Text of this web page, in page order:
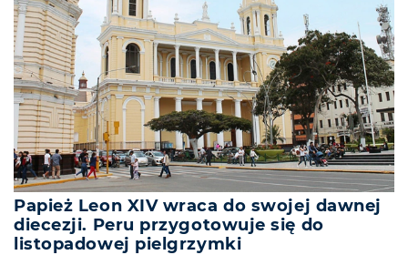
Papież Leon XIV wraca do swojej dawnej
diecezji. Peru przygotowuje się do
listopadowej pielgrzymki